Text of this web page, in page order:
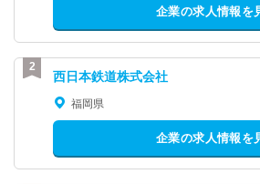
企業の求人情報を
西日本鉄道株式会社
福岡県
企業の求人情報を